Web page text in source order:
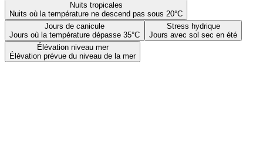
Nuits tropicales
Nuits où la température ne descend pas sous 20°C
Jours de canicule
Jours où la température dépasse 35°C
Stress hydrique
Jours avec sol sec en été
Élévation niveau mer
Élévation prévue du niveau de la mer